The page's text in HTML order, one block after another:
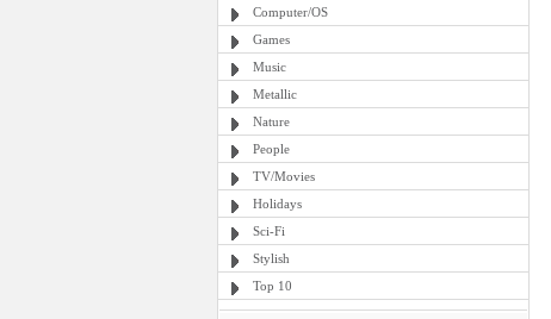
Computer/OS
Games
Music
Metallic
Nature
People
TV/Movies
Holidays
Sci-Fi
Stylish
Top 10